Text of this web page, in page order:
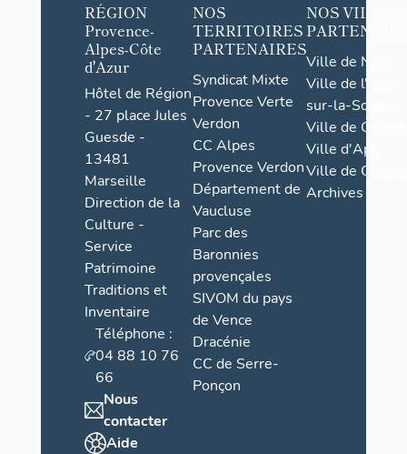
RÉGION
Provence-
Alpes-Côte
d'Azur
Hôtel de Région
- 27 place Jules
Guesde -
13481
Marseille
Direction de la
Culture -
Service
Patrimoine
Traditions et
Inventaire
Téléphone :
04 88 10 76
66
Nous
contacter
Aide
NOS
TERRITOIRES
PARTENAIRES
Syndicat Mixte
Provence Verte
Verdon
CC Alpes
Provence Verdon
Département de
Vaucluse
Parc des
Baronnies
provençales
SIVOM du pays
de Vence
Dracénie
CC de Serre-
Ponçon
NOS VILLES
Ville de Nice
Ville de l'Isle-
sur-la-Sorgue
Ville de Grasse
Ville d'Apt
Ville de
Archives